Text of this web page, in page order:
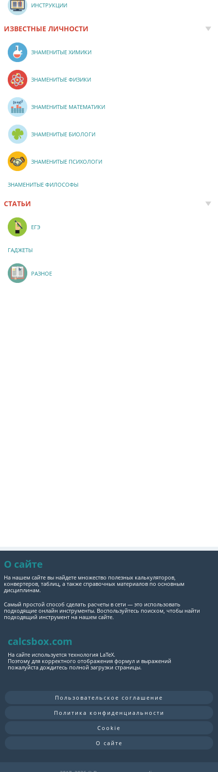
ИНСТРУКЦИИ
ИЗВЕСТНЫЕ ЛИЧНОСТИ
ЗНАМЕНИТЫЕ ХИМИКИ
ЗНАМЕНИТЫЕ ФИЗИКИ
ЗНАМЕНИТЫЕ МАТЕМАТИКИ
ЗНАМЕНИТЫЕ БИОЛОГИ
ЗНАМЕНИТЫЕ ПСИХОЛОГИ
ЗНАМЕНИТЫЕ ФИЛОСОФЫ
СТАТЬИ
ЕГЭ
ГАДЖЕТЫ
РАЗНОЕ
О сайте
На нашем сайте вы найдете множество полезных калькуляторов,
конвертеров, таблиц, а также справочных материалов по основным
дисциплинам.
Самый простой способ сделать расчеты в сети — это использовать
подходящие онлайн инструменты. Воспользуйтесь поиском, чтобы найти
подходящий инструмент на нашем сайте.
calcsbox.com
На сайте используется технология LaTeX.
Поэтому для корректного отображения формул и выражений
пожалуйста дождитесь полной загрузки страницы.
Пользовательское соглашение
Политика конфиденциальности
Cookie
О сайте